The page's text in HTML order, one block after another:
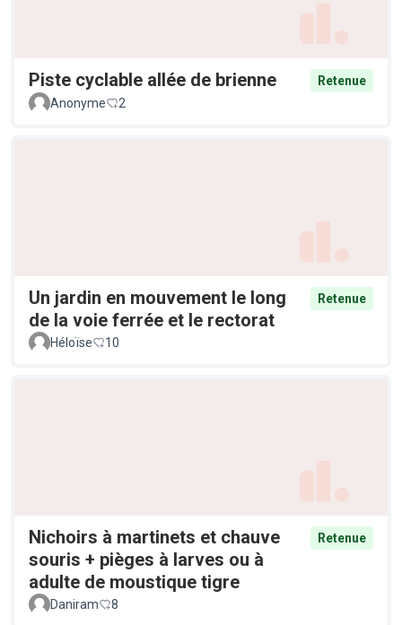
Piste cyclable allée de brienne
Retenue
Anonyme
2
Un jardin en mouvement le long
de la voie ferrée et le rectorat
Retenue
Héloïse 10
Nichoirs à martinets et chauve
souris + pièges à larves ou à
adulte de moustique tigre
Retenue
Daniram 8